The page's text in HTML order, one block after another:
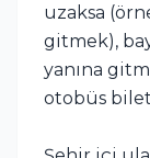
uzaksa
gitmek),
yanına
otobüs